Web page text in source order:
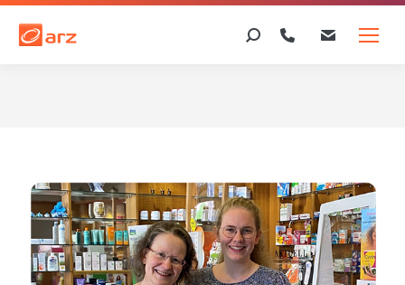
Search: